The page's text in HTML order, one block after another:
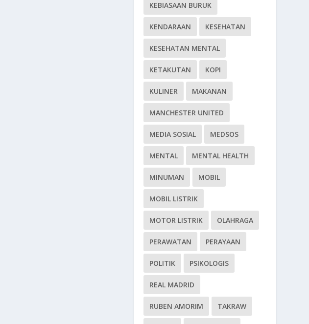
KEBIASAAN BURUK
KENDARAAN KESEHATAN
KESEHATAN MENTAL
KETAKUTAN KOPI
KULINER MAKANAN
MANCHESTER UNITED
MEDIA SOSIAL MEDSOS
MENTAL MENTAL HEALTH
MINUMAN MOBIL
MOBIL LISTRIK
MOTOR LISTRIK OLAHRAGA
PERAWATAN PERAYAAN
POLITIK PSIKOLOGIS
REAL MADRID
RUBEN AMORIM TAKRAW